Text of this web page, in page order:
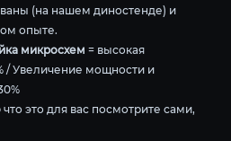
(на нашем диностенде) и
опыте.
микросхем = высокая
/ Увеличение мощности и
что это для вас посмотрите сами,